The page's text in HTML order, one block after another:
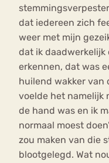
dat iedereen zich
weer met mijn
dat ik daadwerkelijk
erkennen, dat was
huilend wakker van
voelde het namelijk
de hand was en ik
normaal moest
zou maken van die
blootgelegd. Wat